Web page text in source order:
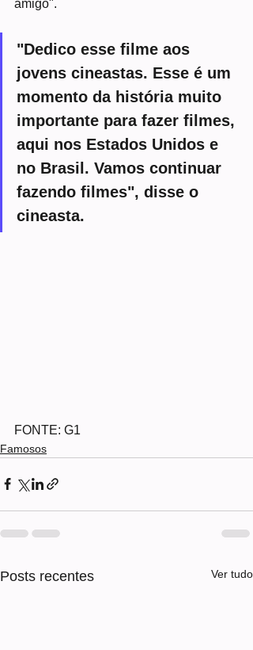
amigo".
"Dedico esse filme aos
jovens cineastas. Esse é um
momento da história muito
importante para fazer filmes,
aqui nos Estados Unidos e
no Brasil. Vamos continuar
fazendo filmes", disse o
cineasta.
FONTE: G1
Famosos
Posts recentes Ver tudo